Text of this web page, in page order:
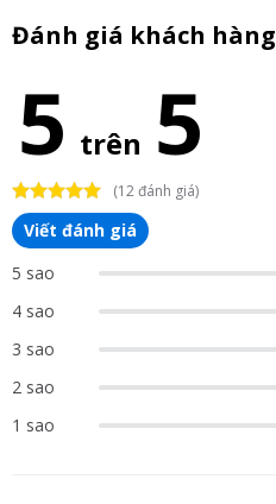
Đánh giá khách hàng
5 trên 5
(12 đánh giá)
Viết đánh giá
5 sao
4 sao
3 sao
2 sao
1 sao